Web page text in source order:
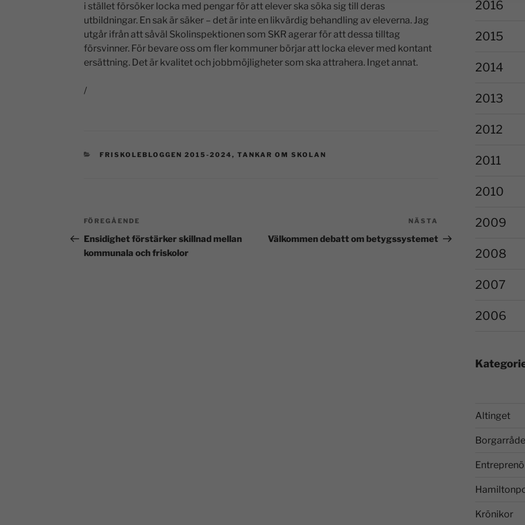
i stället försöker locka med pengar för att elever ska söka sig till deras
utbildningar. En sak är säker – det är inte en likvärdig behandling av eleverna. Jag
utgår ifrån att såväl Skolinspektionen som SKR agerar för att dessa tilltag
försvinner. För bevare oss om fler kommuner börjar att locka elever med kontant
ersättning. Det är kvalitet och jobbmöjligheter som ska attrahera. Inget annat.
/
FRISKOLEBLOGGEN 2015-2024, TANKAR OM SKOLAN
FÖREGÅENDE
Ensidighet förstärker skillnad mellan
kommunala och friskolor
NÄSTA
Välkommen debatt om betygssystemet
2016
2015
2014
2013
2012
2011
2010
2009
2008
2007
2006
Altinget
Krönikor